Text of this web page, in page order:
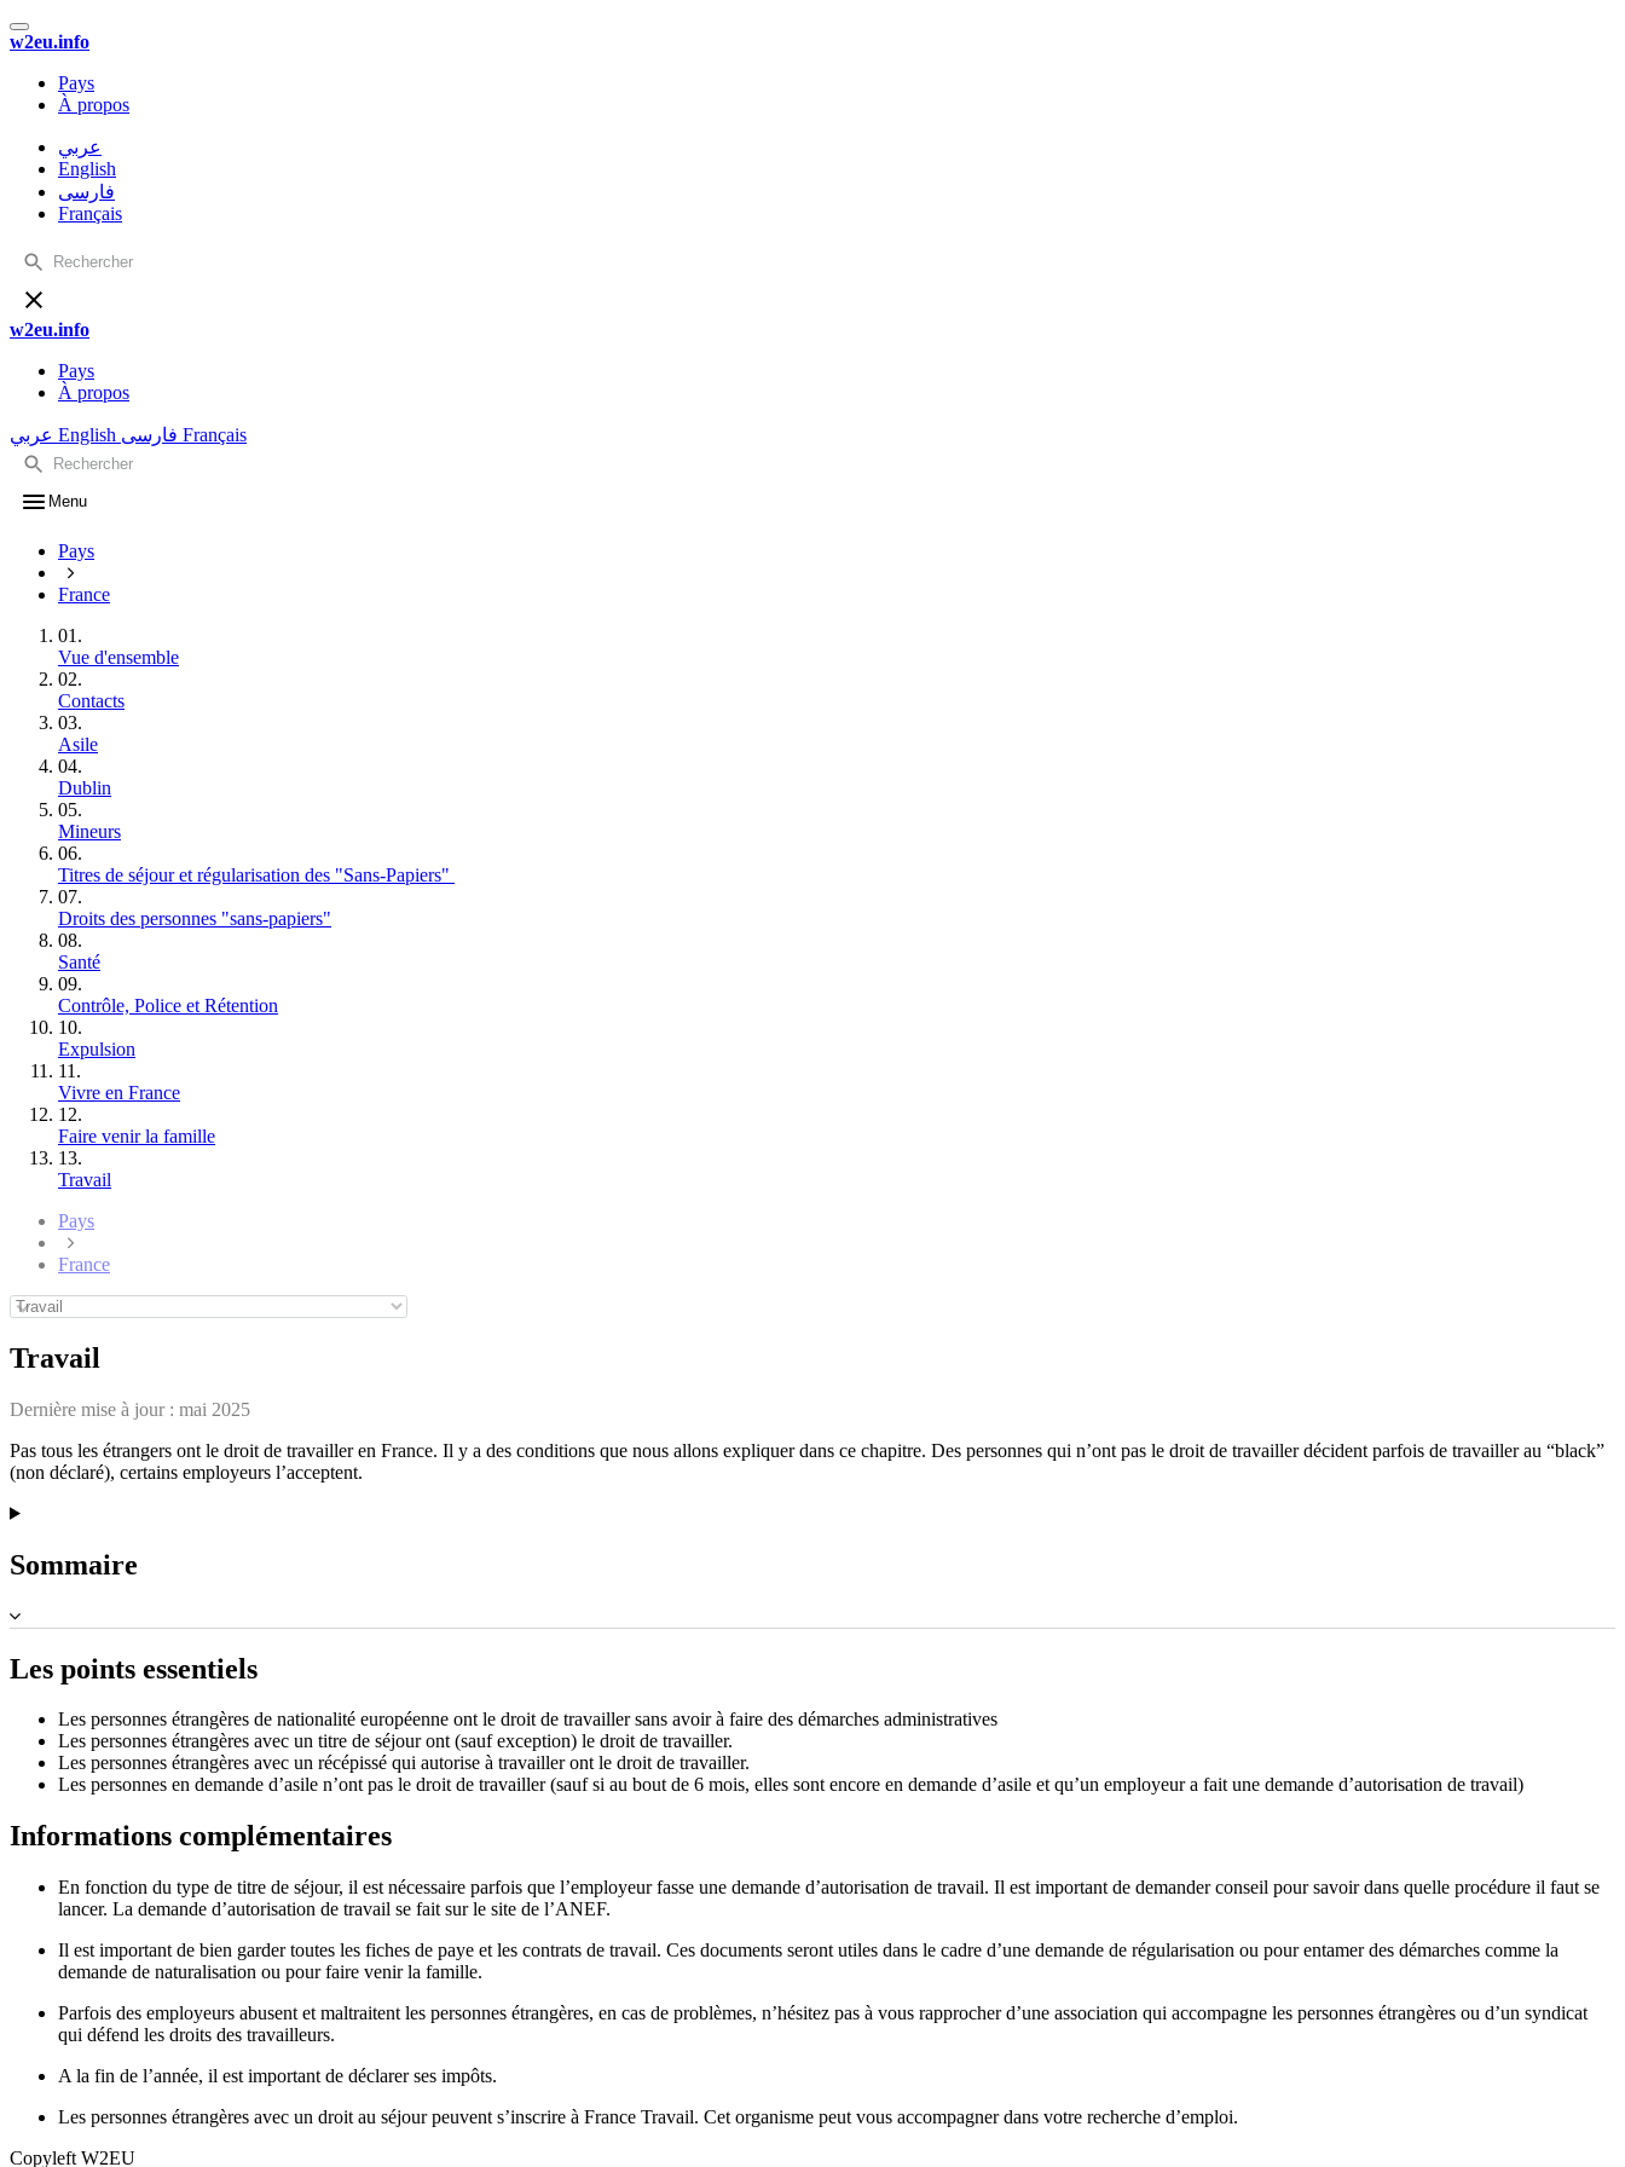
w2eu.info
Pays
À propos
عربي
English
فارسی
Français
w2eu.info
Pays
À propos
عربي English فارسی Français
Menu
Pays
France
01.
Vue d'ensemble
02.
Contacts
03.
Asile
04.
Dublin
05.
Mineurs
06.
Titres de séjour et régularisation des "Sans‑Papiers"
07.
Droits des personnes "sans‑papiers"
08.
Santé
09.
Contrôle, Police et Rétention
10.
Expulsion
11.
Vivre en France
12.
Faire venir la famille
13.
Travail
Pays
France
Travail
Dernière mise à jour : mai 2025
Pas tous les étrangers ont le droit de travailler en France. Il y a des conditions que nous allons expliquer dans ce chapitre. Des personnes qui n’ont pas le droit de travailler décident parfois de travailler au “black”
(non déclaré), certains employeurs l’acceptent.
Sommaire
Les points essentiels
Les personnes étrangères de nationalité européenne ont le droit de travailler sans avoir à faire des démarches administratives
Les personnes étrangères avec un titre de séjour ont (sauf exception) le droit de travailler.
Les personnes étrangères avec un récépissé qui autorise à travailler ont le droit de travailler.
Les personnes en demande d’asile n’ont pas le droit de travailler (sauf si au bout de 6 mois, elles sont encore en demande d’asile et qu’un employeur a fait une demande d’autorisation de travail)
Informations complémentaires
En fonction du type de titre de séjour, il est nécessaire parfois que l’employeur fasse une demande d’autorisation de travail. Il est important de demander conseil pour savoir dans quelle procédure il faut se
lancer. La demande d’autorisation de travail se fait sur le site de l’ANEF.
Il est important de bien garder toutes les fiches de paye et les contrats de travail. Ces documents seront utiles dans le cadre d’une demande de régularisation ou pour entamer des démarches comme la
demande de naturalisation ou pour faire venir la famille.
Parfois des employeurs abusent et maltraitent les personnes étrangères, en cas de problèmes, n’hésitez pas à vous rapprocher d’une association qui accompagne les personnes étrangères ou d’un syndicat
qui défend les droits des travailleurs.
A la fin de l’année, il est important de déclarer ses impôts.
Les personnes étrangères avec un droit au séjour peuvent s’inscrire à France Travail. Cet organisme peut vous accompagner dans votre recherche d’emploi.
Copyleft W2EU